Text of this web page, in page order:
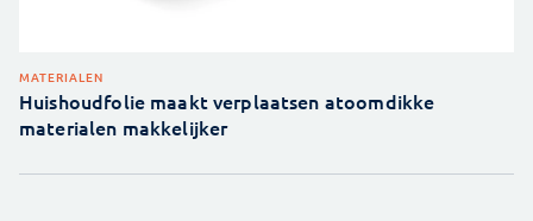
MATERIALEN
Huishoudfolie maakt verplaatsen atoomdikke
materialen makkelijker